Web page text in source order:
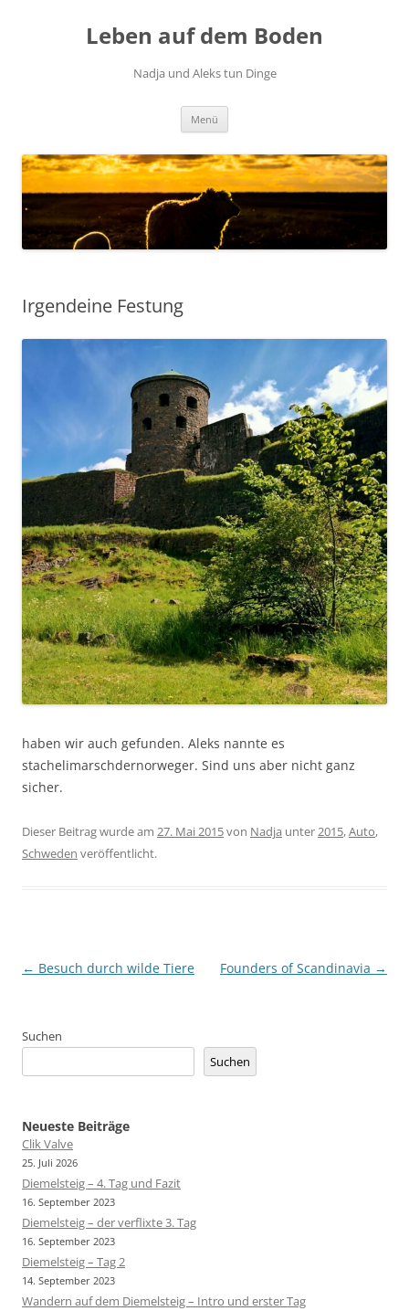
Leben auf dem Boden
Nadja und Aleks tun Dinge
Menü
Irgendeine Festung
haben wir auch gefunden. Aleks nannte es
stachelimarschdernorweger. Sind uns aber nicht ganz
sicher.
Dieser Beitrag wurde am 27. Mai 2015von Nadja unter2015,Auto,
Schweden veröffentlicht.
Beitragsnavigation
← Besuch durch wilde Tiere Founders of Scandinavia →
Suchen
Suchen
Neueste Beiträge
Clik Valve
25. Juli 2026
Diemelsteig – 4. Tag und Fazit
16. September 2023
Diemelsteig – der verflixte 3. Tag
16. September 2023
Diemelsteig – Tag 2
14. September 2023
Wandern auf dem Diemelsteig – Intro und erster Tag